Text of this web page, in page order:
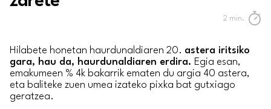
2 min.
Hilabete honetan haurdunaldiaren 20. astera iritsiko
gara, hau da, haurdunaldiaren erdira. Egia esan,
emakumeen % 4k bakarrik ematen du argia 40 astera,
eta baliteke zuen umea izateko pixka bat gutxiago
geratzea.